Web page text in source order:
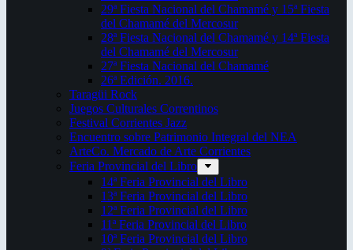
29ª Fiesta Nacional del Chamamé y 15ª Fiesta
del Chamamé del Mercosur
28ª Fiesta Nacional del Chamamé y 14ª Fiesta
del Chamamé del Mercosur
27ª Fiesta Nacional del Chamamé
26ª Edición. 2016.
Taragüi Rock
Juegos Culturales Correntinos
Festival Corrientes Jazz
Encuentro sobre Patrimonio Integral del NEA
ArteCo. Mercado de Arte Corrientes
Feria Provincial del Libro
14ª Feria Provincial del Libro
13ª Feria Provincial del Libro
12ª Feria Provincial del Libro
11ª Feria Provincial del Libro
10ª Feria Provincial del Libro